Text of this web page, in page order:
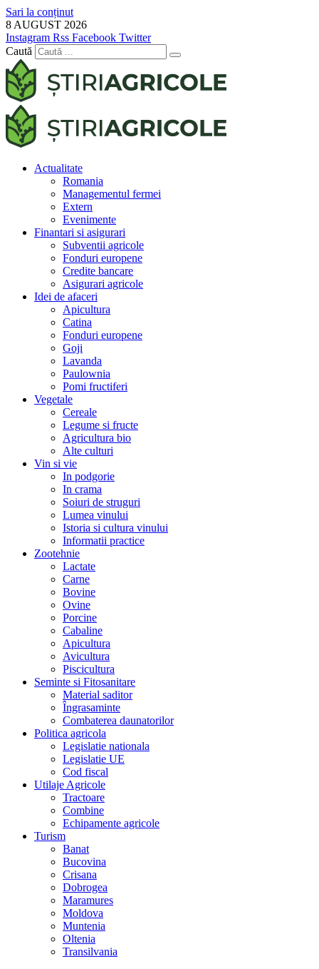
Sari la conținut
8 AUGUST 2026
Instagram Rss Facebook Twitter
Caută
Actualitate
Romania
Managementul fermei
Extern
Evenimente
Finantari si asigurari
Subventii agricole
Fonduri europene
Credite bancare
Asigurari agricole
Idei de afaceri
Apicultura
Catina
Fonduri europene
Goji
Lavanda
Paulownia
Pomi fructiferi
Vegetale
Cereale
Legume si fructe
Agricultura bio
Alte culturi
Vin si vie
In podgorie
In crama
Soiuri de struguri
Lumea vinului
Istoria si cultura vinului
Informatii practice
Zootehnie
Lactate
Carne
Bovine
Ovine
Porcine
Cabaline
Apicultura
Avicultura
Piscicultura
Seminte si Fitosanitare
Material saditor
Îngrasaminte
Combaterea daunatorilor
Politica agricola
Legislatie nationala
Legislatie UE
Cod fiscal
Utilaje Agricole
Tractoare
Combine
Echipamente agricole
Turism
Banat
Bucovina
Crisana
Dobrogea
Maramures
Moldova
Muntenia
Oltenia
Transilvania